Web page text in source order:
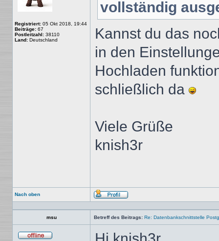
Registriert: 05 Okt 2018, 19:44
Beiträge: 67
Postleitzahl: 38110
Land: Deutschland
vollständig
Kannst du das
in den
Hochladen
schließlich da
Viele Grüße
knish3r
Nach oben
Profil
msu Betreff des Beitrags: Re: Datenbankschnittstelle